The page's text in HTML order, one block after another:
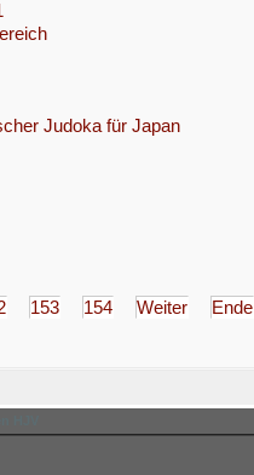
Judoka für Japan
153 154 Weiter Ende